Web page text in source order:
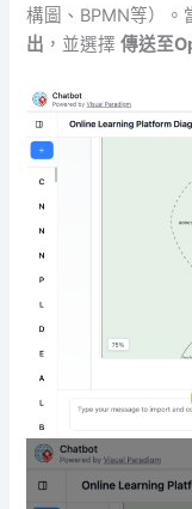
構圖、BPMN等）。
出 ，並選擇傳送至